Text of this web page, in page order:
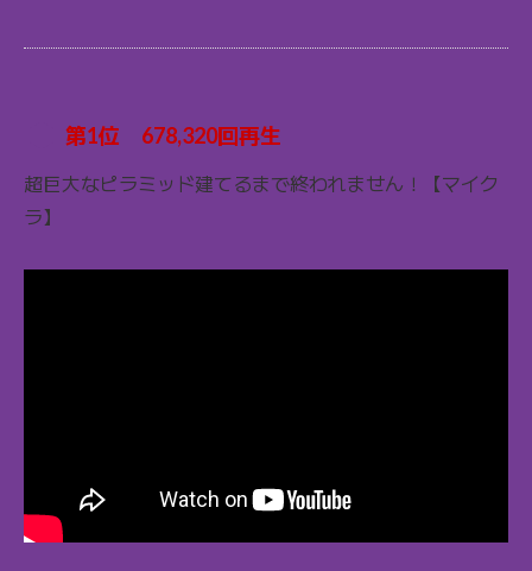
第1位 678,320回再生
超巨大なピラミッド建てるまで終われません！【マイク
ラ】